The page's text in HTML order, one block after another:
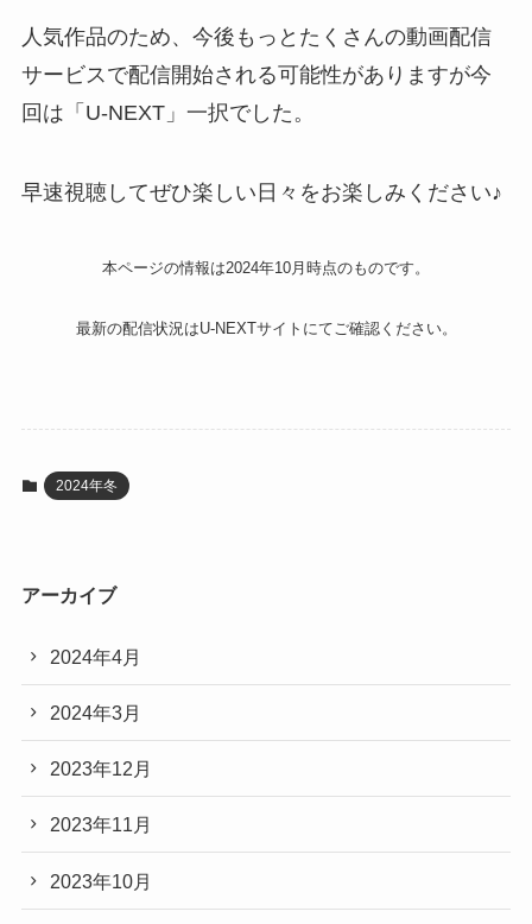
人気作品のため、今後もっとたくさんの動画配信
サービスで配信開始される可能性がありますが今
回は「U-NEXT」一択でした。
早速視聴してぜひ楽しい日々をお楽しみください♪
本ページの情報は2024年10月時点のものです。
最新の配信状況はU-NEXTサイトにてご確認ください。
2024年冬
アーカイブ
2024年4月
2024年3月
2023年12月
2023年11月
2023年10月